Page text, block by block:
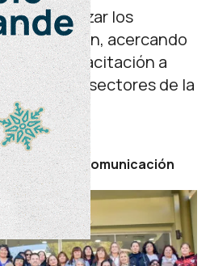
los
y formación, acercando
y capacitación a
distintos sectores de la
Prensa y Comunicación